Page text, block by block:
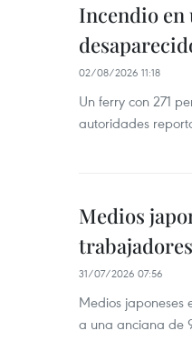
Incendio en
02/08/2026 11:18
Un ferry con 271
autoridades
Medios
31/07/2026 07:56
Medios japoneses
a una anciana de